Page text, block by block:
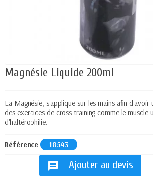
Magnésie Liquide 200ml
La Magnésie, s'applique sur les mains afin d'avoir
des exercices de cross training comme le muscle
d'haltérophilie.
Référence 18543
message Ajouter au devis